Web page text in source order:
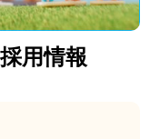
用情報